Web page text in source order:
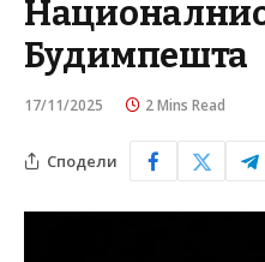
Будимпешта
17/11/2025 2 Mins Read
Сподели